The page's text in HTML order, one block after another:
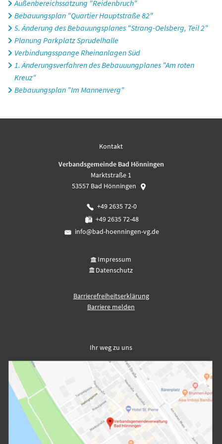
Außenbereichssatzung "Reidenbruch"
Bebauungsplan "Quartier Hauptstraße 82"
5. Änderung des Bebauungsplanes "Strang-Oelsberg, Teil 2"
Planung Parkplatz Sprudelhalle
Verbindungsspange Rheinanlagen Süd
1. Änderungsverfahren des Bebauuungplanes "Am roten
Kreuz"
Bebauungsplan "Im Mannenverg"
Kontakt
Verbandsgemeinde Bad Hönningen
Marktstraße 1
53557 Bad Hönningen
+49 2635 72-0
+49 2635 72-48
info@bad-hoenningen-vg.de
Impressum
Datenschutz
Barrierefreiheitserklärung
Barriere melden
Ihr weg zu uns